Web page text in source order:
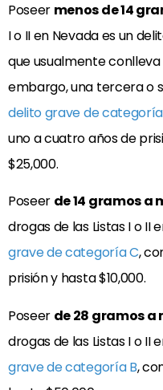
Poseer menos de 14
I o II en Nevada es un
que usualmente
embargo, una tercera o
delito grave de
uno a cuatro años de
$25,000.
Poseer de 14 gramos a
drogas de las Listas I o II
grave de categoría C,
prisión y hasta $10,000.
Poseer de 28 gramos a
drogas de las Listas I o II
grave de categoría B,